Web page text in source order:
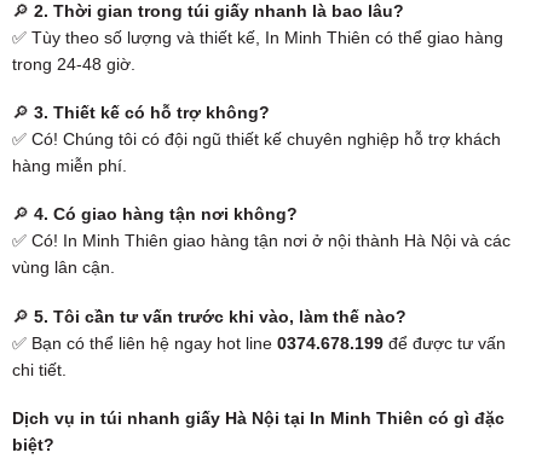
🔎 2. Thời gian trong túi giấy nhanh là bao lâu?
✅ Tùy theo số lượng và thiết kế, In Minh Thiên có thể giao hàng
trong 24-48 giờ.
🔎 3. Thiết kế có hỗ trợ không?
✅ Có! Chúng tôi có đội ngũ thiết kế chuyên nghiệp hỗ trợ khách
hàng miễn phí.
🔎 4. Có giao hàng tận nơi không?
✅ Có! In Minh Thiên giao hàng tận nơi ở nội thành Hà Nội và các
vùng lân cận.
🔎 5. Tôi cần tư vấn trước khi vào, làm thế nào?
✅ Bạn có thể liên hệ ngay hot line 0374.678.199để được tư vấn
chi tiết.
Dịch vụ in túi nhanh giấy Hà Nội tại In Minh Thiên có gì đặc
biệt?